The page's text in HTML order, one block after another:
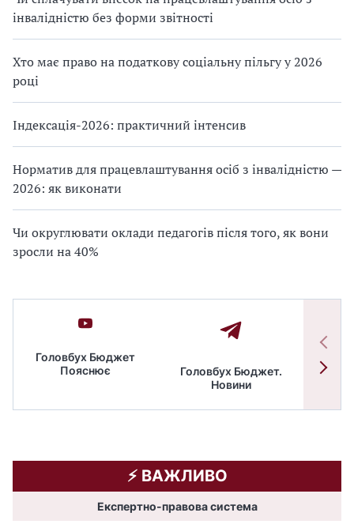
інвалідністю без форми звітності
Хто має право на податкову соціальну пільгу у 2026
році
Індексація-2026: практичний інтенсив
Норматив для працевлаштування осіб з інвалідністю —
2026: як виконати
Чи округлювати оклади педагогів після того, як вони
зросли на 40%
Головбух Бюджет
Пояснює
Головбух Бюджет.
Новини
⚡️ ВАЖЛИВО
Експертно-правова система